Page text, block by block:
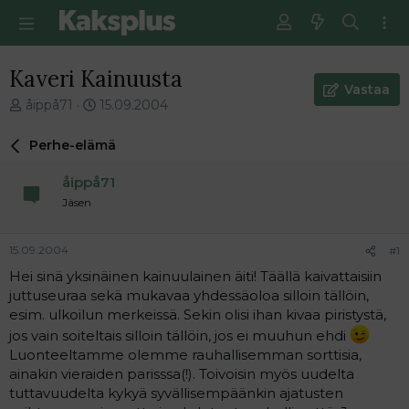
Kaveri Kainuusta
V
e
i
t
u
n
a
l
i
t
t
åippå71
E
s
m
n
v
i
e
t
i
15.09.2004
Vastaa
Perhe-elämä
åippå71
Jäsen
15.09.2004 #1
Hei sinä yksinäinen kainuulainen äiti! Täällä kaivattaisiin
juttuseuraa sekä mukavaa yhdessäoloa silloin tällöin,
esim. ulkoilun merkeissä. Sekin olisi ihan kivaa piristystä,
jos vain soiteltais silloin tällöin, jos ei muuhun ehdi
Luonteeltamme olemme rauhallisemman sorttisia,
ainakin vieraiden parisssa(!). Toivoisin myös uudelta
tuttavuudelta kykyä syvällisempäänkin ajatusten